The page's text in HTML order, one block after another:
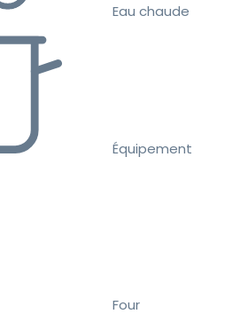
Eau chaude
Équipement
Four